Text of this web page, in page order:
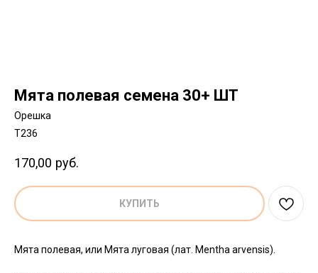
Мята полевая семена 30+ ШТ
Орешка
T236
170,00 руб.
КУПИТЬ
Мята полевая, или Мята луговая (лат. Mentha arvensis).